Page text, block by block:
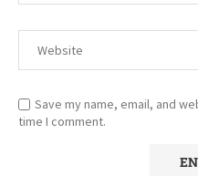
Save my name, email, and
time I comment.